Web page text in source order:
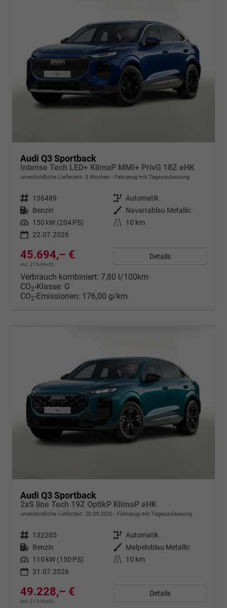
Audi Q3 Sportback
Intense Tech LED+ KlimaP MMI+ PrivG 18Z eHK
unverbindliche Lieferzeit: 3 Wochen Fahrzeug mit Tageszulassung
Fahrzeugnr. 136489 Getriebe Automatik
Kraftstoff Benzin Außenfarbe Navarrablau Metallic
Leistung 150 kW (204 PS) Kilometerstand
10 km
22.07.2026
45.694,– €
incl. 21% MwSt.
Details
Verbrauch kombiniert: 7,80 l/100km
CO2-Klasse: G
CO2-Emissionen: 176,00 g/km
Audi Q3 Sportback
2xS line Tech 19Z OptikP KlimaP eHK
unverbindliche Lieferzeit: 20.09.2026 Fahrzeug mit Tageszulassung
Fahrzeugnr. 132205 Getriebe Automatik
Kraftstoff Benzin Außenfarbe Malpeloblau Metallic
Leistung 110 kW (150 PS) Kilometerstand
10 km
31.07.2026
49.228,– €
incl. 21% MwSt.
Details